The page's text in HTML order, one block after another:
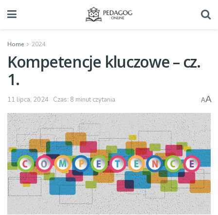
Home 2024
Kompetencje kluczowe – cz.
1.
11 lipca, 2024 Czas: 8 minut czytania AA